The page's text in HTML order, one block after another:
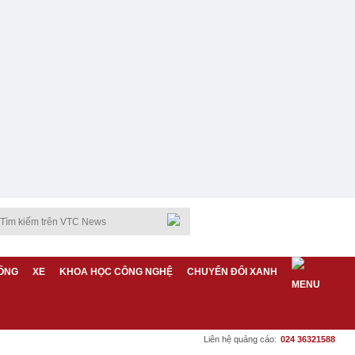
XE KHOA HỌC CÔNG NGHỆ CHUYỂN ĐỔI XANH
Liên hệ quảng cáo: 024 36321588